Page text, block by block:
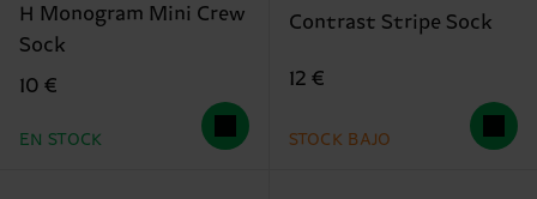
H Monogram Mini Crew
Sock
10 €
EN STOCK
Contrast Stripe Sock
12 €
STOCK BAJO